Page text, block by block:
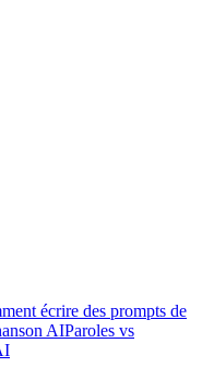
écrire des prompts de
AIParoles vs